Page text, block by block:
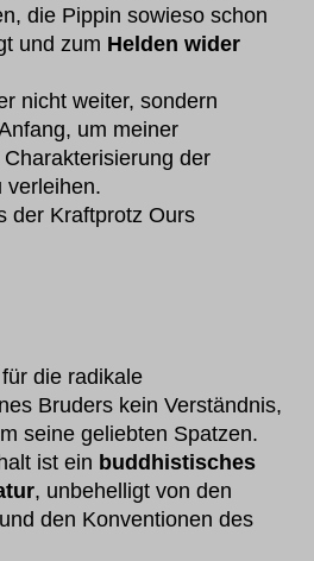
die Pippin sowieso schon
und zum Helden wider
nicht weiter, sondern
um meiner
der
verleihen.
der Kraftprotz Ours
die radikale
Bruders kein Verständnis,
seine geliebten Spatzen.
ist ein buddhistisches
, unbehelligt von den
den Konventionen des